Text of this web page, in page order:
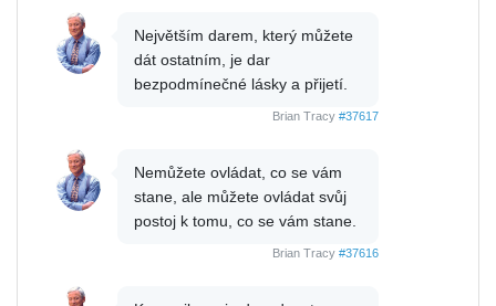
Největším darem, který můžete
dát ostatním, je dar
bezpodmínečné lásky a přijetí.
Brian Tracy #37617
Nemůžete ovládat, co se vám
stane, ale můžete ovládat svůj
postoj k tomu, co se vám stane.
Brian Tracy #37616